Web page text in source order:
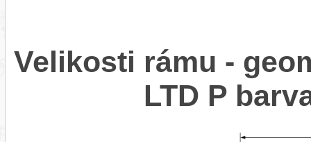
Velikosti rámu -
LTD P